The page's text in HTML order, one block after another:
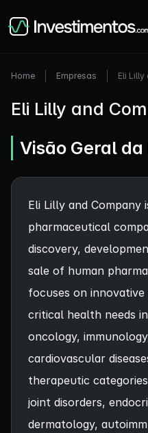
Home Empresas Eli
Eli Lilly and
Visão Geral da
Eli Lilly and Company
pharmaceutical
discovery,
sale of human
focuses on innovative
critical health needs
oncology,
cardiovascular
therapeutic
joint disorders,
dermatology,